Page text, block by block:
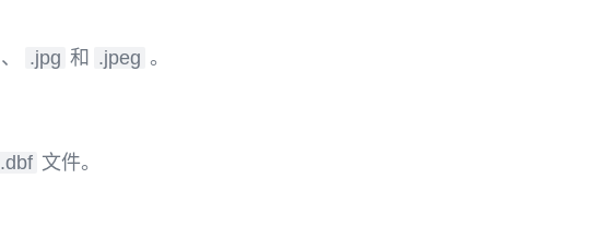
、 .jpg 和 .jpeg 。
.dbf 文件。